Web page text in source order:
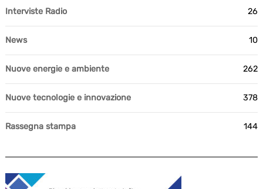
Interviste Radio 26
News 10
Nuove energie e ambiente 262
Nuove tecnologie e innovazione 378
Rassegna stampa 144